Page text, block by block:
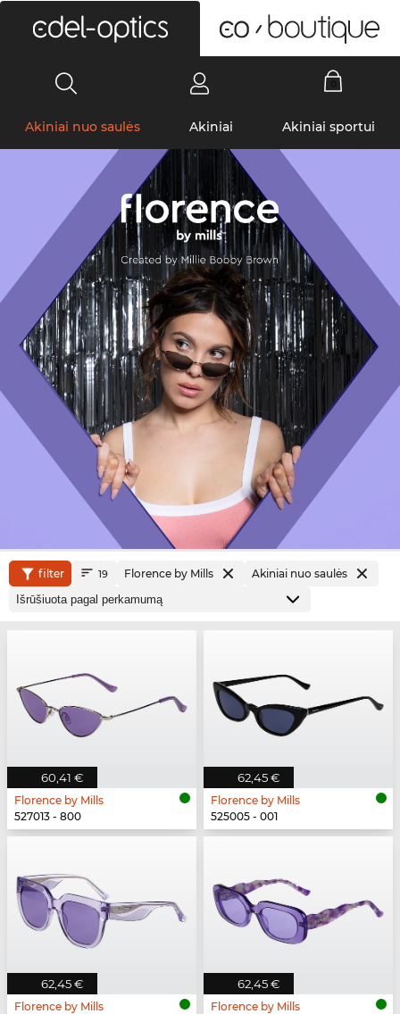
Akiniai nuo saulės Akiniai Akiniai sportui
filter 19 Florence by Mills Akiniai nuo saulės
60,41 €
Florence by Mills
527013 - 800
62,45 €
Florence by Mills
525005 - 001
62,45 €
Florence by Mills
62,45 €
Florence by Mills